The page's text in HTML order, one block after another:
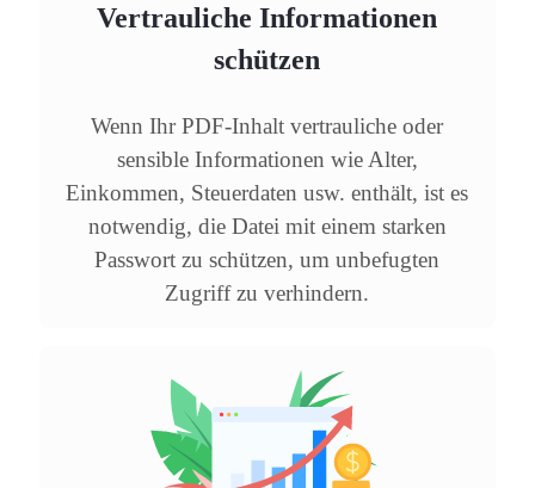
Vertrauliche Informationen
schützen
Wenn Ihr PDF-Inhalt vertrauliche oder
sensible Informationen wie Alter,
Einkommen, Steuerdaten usw. enthält, ist es
notwendig, die Datei mit einem starken
Passwort zu schützen, um unbefugten
Zugriff zu verhindern.